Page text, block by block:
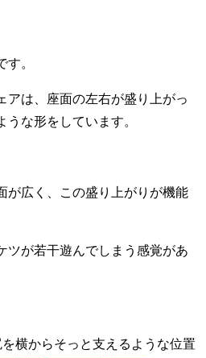
す。
アは、座面の左右が盛り上がっ
な形をしています。
が広く、この盛り上がりが機能
ツが若干遊んでしまう感覚があ
横からそっと支えるような位置